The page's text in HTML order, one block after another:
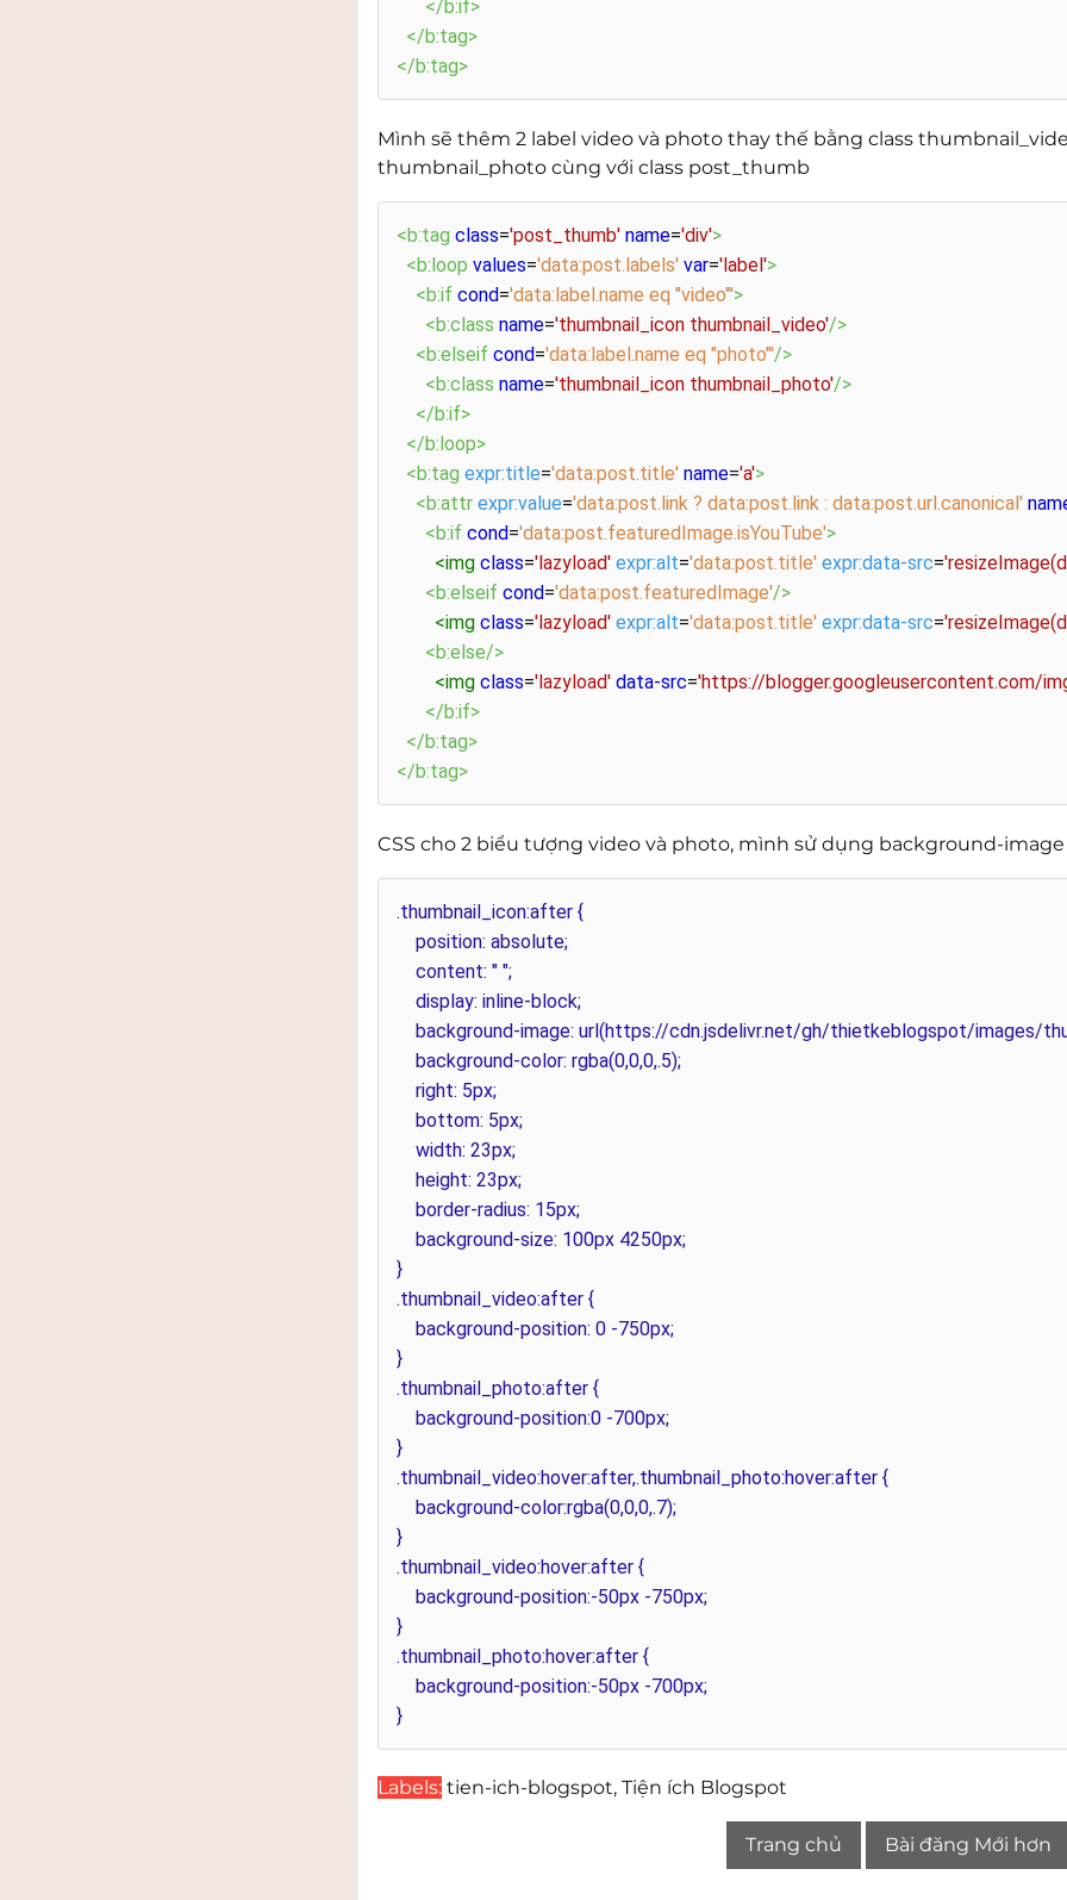
</b:if>
</b:tag>
</b:tag>
Mình sẽ thêm 2 label video và photo thay thế bằng class
thumbnail_photo cùng với class post_thumb
<b:tag class='post_thumb' name='div'>
<b:loop values='data:post.labels' var='label'>
<b:if cond='data:label.name eq "video"'>
<b:class name='thumbnail_icon thumbnail_video'/>
<b:elseif cond='data:label.name eq "photo"'/>
<b:class name='thumbnail_icon thumbnail_photo'/>
</b:if>
</b:loop>
<b:tag expr:title='data:post.title' name='a'>
<b:attr expr:value='data:post.link ? data:post.link : data:post.url.canonical'
<b:if cond='data:post.featuredImage.isYouTube'>
<img class='lazyload' expr:alt='data:post.title' expr:data-src=
<b:elseif cond='data:post.featuredImage'/>
<img class='lazyload' expr:alt='data:post.title' expr:data-src=
<b:else/>
<img class='lazyload' data-src='https://blogger.googleusercontent.com/
</b:if>
</b:tag>
</b:tag>
CSS cho 2 biểu tượng video và photo, mình sử dụng background-image
.thumbnail_icon:after {
position: absolute;
content: " ";
display: inline-block;
background-image: url(https://cdn.jsdelivr.net/gh/thietkeblogspot/images/
background-color: rgba(0,0,0,.5);
right: 5px;
bottom: 5px;
width: 23px;
height: 23px;
border-radius: 15px;
background-size: 100px 4250px;
}
.thumbnail_video:after {
background-position: 0 -750px;
}
.thumbnail_photo:after {
background-position:0 -700px;
}
.thumbnail_video:hover:after,.thumbnail_photo:hover:after {
background-color:rgba(0,0,0,.7);
}
.thumbnail_video:hover:after {
background-position:-50px -750px;
}
.thumbnail_photo:hover:after {
background-position:-50px -700px;
}
Labels: tien-ich-blogspot, Tiện ích Blogspot
Trang chủ Bài đăng Mới hơn